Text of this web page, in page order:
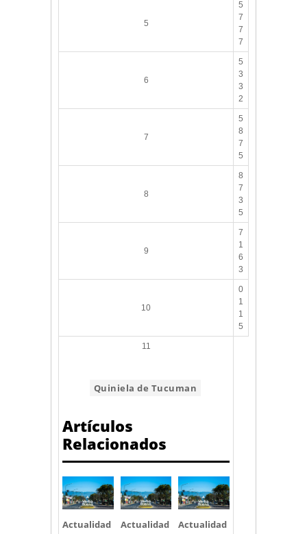
5
5
7
7
7
6
5
3
3
2
7
5
8
7
5
8
8
7
3
5
9
7
1
6
3
10
0
1
1
5
11
Quiniela de Tucuman
Artículos
Relacionados
Actualidad Actualidad Actualidad